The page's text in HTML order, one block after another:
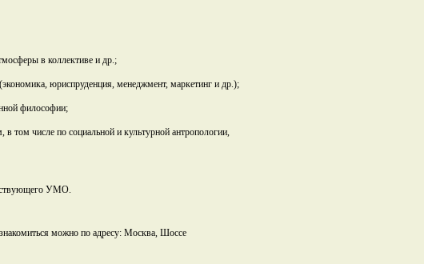
в коллективе и др.;
юриспруденция, менеджмент, маркетинг и др.);
философии;
том числе по социальной и культурной антропологии,
УМО.
можно по адресу: Москва, Шоссе